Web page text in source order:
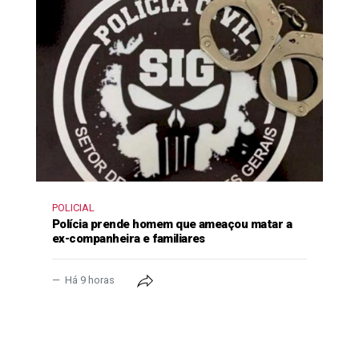
POLICIAL
Polícia prende homem que ameaçou matar a
ex-companheira e familiares
Há 9 horas